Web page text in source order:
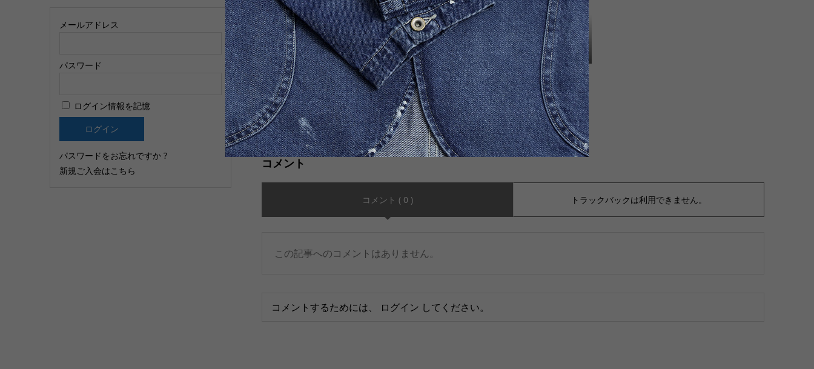
【TRADHOUND トラッドハウン
ド】Wrap Cardigan イギリス製 ラ
ップカーディガン
【MUSIC Tee ミュージックティ
ー】GREEN MIND-DINOSAUR JR
グリーンマインド ダイ...
コメント
コメント ( 0 ) トラックバックは利用できません。
この記事へのコメントはありません。
コメントするためには、 ログイン してください。
メールアドレス
パスワード
ログイン情報を記憶
パスワードをお忘れですか ?
新規ご入会はこちら